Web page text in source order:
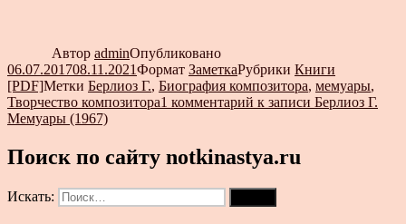
Автор adminОпубликовано
06.07.201708.11.2021Формат ЗаметкаРубрики Книги
[PDF]Метки Берлиоз Г., Биография композитора, мемуары,
Творчество композитора1 комментарий к записи Берлиоз Г.
Мемуары (1967)
Поиск по сайту notkinastya.ru
Искать: